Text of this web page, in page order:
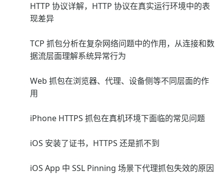
HTTP 协议详解，HTTP 协议在真实运行环境中的表
现差异
TCP 抓包分析在复杂网络问题中的作用，从连接和数
据流层面理解系统异常行为
Web 抓包在浏览器、代理、设备侧等不同层面的作
用
iPhone HTTPS 抓包在真机环境下面临的常见问题
iOS 安装了证书，HTTPS 还是抓不到
iOS App 中 SSL Pinning 场景下代理抓包失效的原因